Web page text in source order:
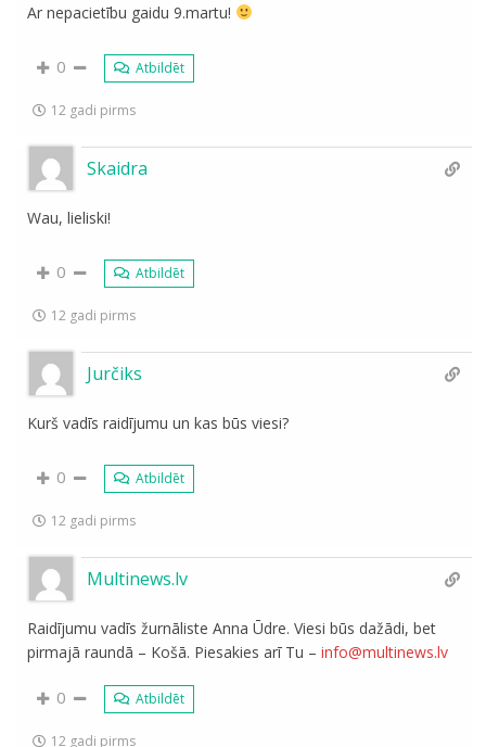
Ar nepacietību gaidu 9.martu!
0 Atbildēt
12 gadi pirms
Skaidra
Wau, lieliski!
0 Atbildēt
12 gadi pirms
Jurčiks
Kurš vadīs raidījumu un kas būs viesi?
0 Atbildēt
12 gadi pirms
Multinews.lv
Raidījumu vadīs žurnāliste Anna Ūdre. Viesi būs dažādi, bet
pirmajā raundā – Košā. Piesakies arī Tu –info@multinews.lv
0 Atbildēt
12 gadi pirms